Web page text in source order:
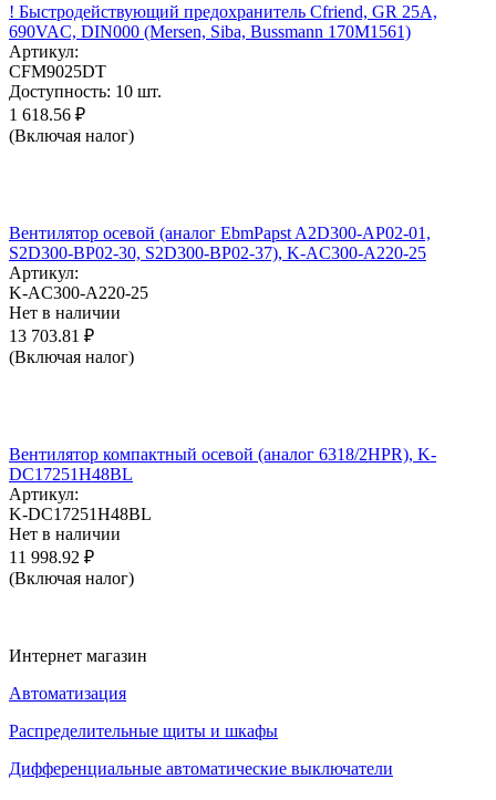
! Быстродействующий предохранитель Cfriend, GR 25А,
690VAC, DIN000 (Mersen, Siba, Bussmann 170M1561)
Артикул:
CFM9025DT
Доступность: 10 шт.
1 618.56 ₽
(Включая налог)
Вентилятор осевой (аналог EbmPapst A2D300-AP02-01,
S2D300-BP02-30, S2D300-BP02-37), K-AC300-A220-25
Артикул:
K-AC300-A220-25
Нет в наличии
13 703.81 ₽
(Включая налог)
Вентилятор компактный осевой (аналог 6318/2HPR), K-
DC17251H48BL
Артикул:
K-DC17251H48BL
Нет в наличии
11 998.92 ₽
(Включая налог)
Интернет магазин
Автоматизация
Распределительные щиты и шкафы
Дифференциальные автоматические выключатели